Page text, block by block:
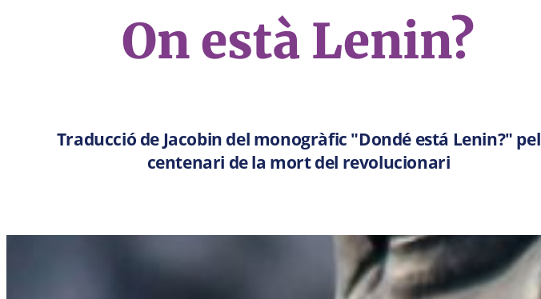
On està Lenin?
Traducció de Jacobin del monogràfic "Dondé está Lenin?" pel
centenari de la mort del revolucionari